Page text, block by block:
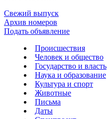
Свежий выпуск
Архив номеров
Подать объявление
Происшествия
Человек и общество
Государство и власть
Наука и образование
Культура и спорт
Животные
Письма
Даты